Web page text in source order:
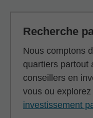
Recherche
Nous comptons
quartiers partout
conseillers en
vous ou explorez
investissement